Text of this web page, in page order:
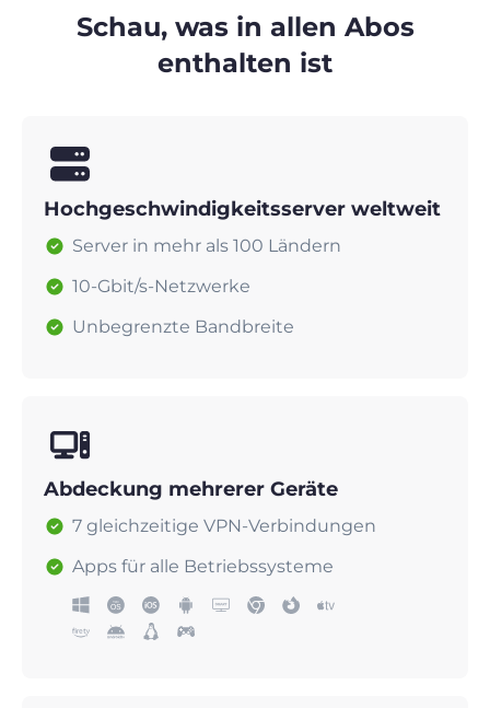
Schau, was in allen Abos
enthalten ist
Hochgeschwindigkeitsserver weltweit
Server in mehr als 100 Ländern
10-Gbit/s-Netzwerke
Unbegrenzte Bandbreite
Abdeckung mehrerer Geräte
7 gleichzeitige VPN-Verbindungen
Apps für alle Betriebssysteme